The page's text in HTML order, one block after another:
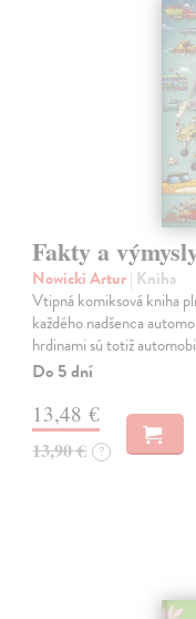
Fakty a
Nowicki Artur| Kniha
Vtipná komiksová kniha
každého nadšenca
hrdinami sú totiž
Do 5 dní
13,48 €
13,90 € ?